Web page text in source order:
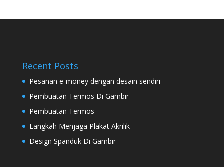
Recent Posts
Pesanan e-money dengan desain sendiri
Pembuatan Termos Di Gambir
Pembuatan Termos
Langkah Menjaga Plakat Akrilik
Design Spanduk Di Gambir